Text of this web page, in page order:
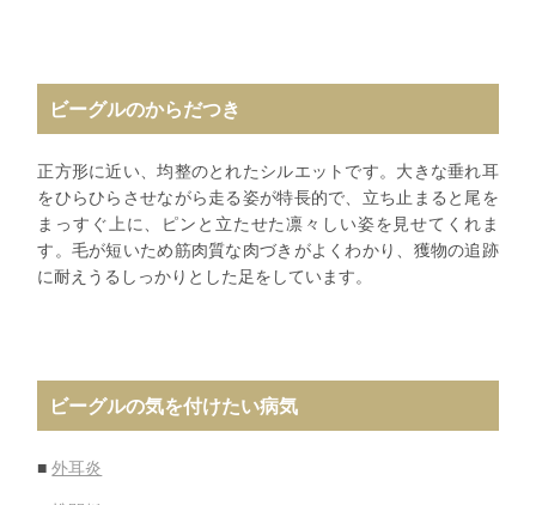
ビーグルのからだつき
正方形に近い、均整のとれたシルエットです。大きな垂れ耳
をひらひらさせながら走る姿が特長的で、立ち止まると尾を
まっすぐ上に、ピンと立たせた凛々しい姿を見せてくれま
す。毛が短いため筋肉質な肉づきがよくわかり、獲物の追跡
に耐えうるしっかりとした足をしています。
ビーグルの気を付けたい病気
■外耳炎